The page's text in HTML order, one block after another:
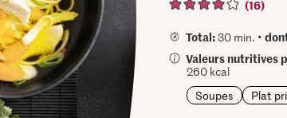
(16)
Total: 30 min. •
Valeurs nutritives
260 kcal
Soupes
Plat